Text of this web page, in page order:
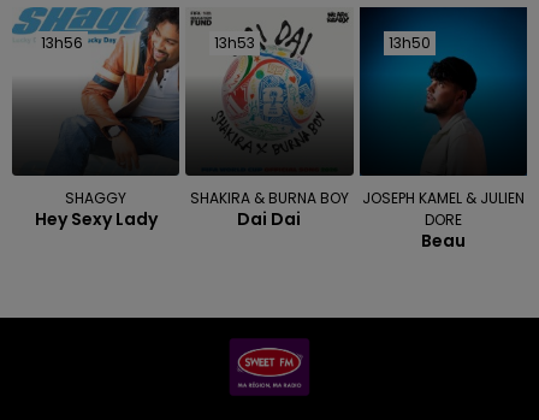
13h56
13h56
SHAGGY
Hey Sexy Lady
13h53
13h53
SHAKIRA & BURNA BOY
Dai Dai
13h50
13h50
JOSEPH KAMEL & JULIEN
DORE
Beau